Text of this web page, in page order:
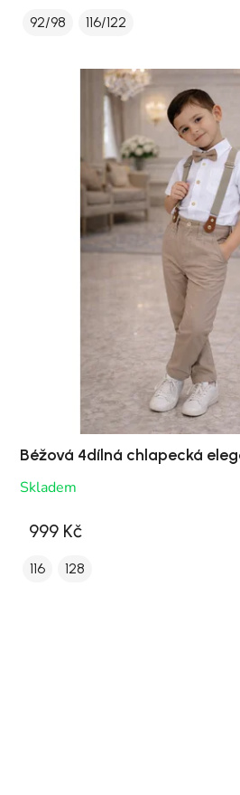
92/98 116/122
Béžová 4dílná chlapecká
Skladem
999 Kč
116 128